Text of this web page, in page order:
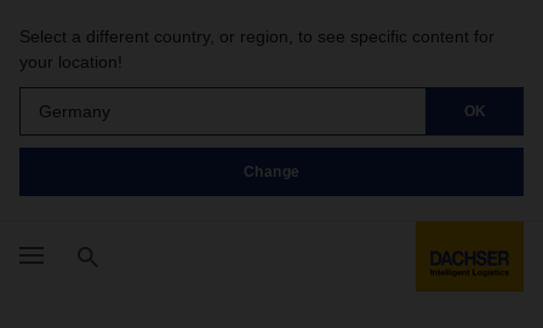
Select a different country, or region, to see specific content for
your location!
Germany OK
Change